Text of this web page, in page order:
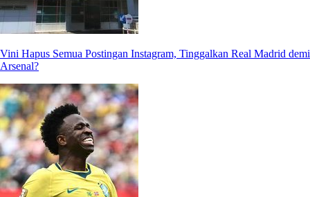
Vini Hapus Semua Postingan Instagram, Tinggalkan Real Madrid demi
Arsenal?